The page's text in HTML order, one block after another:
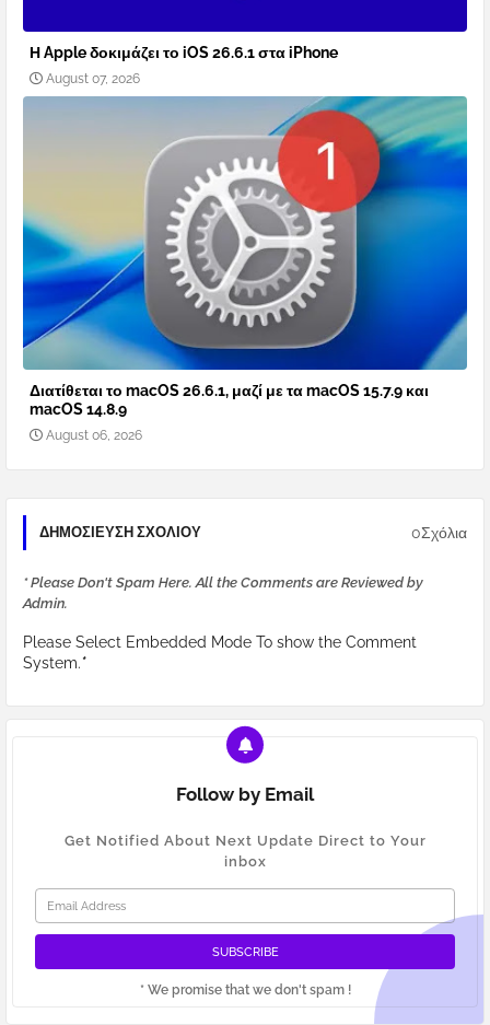
Η Apple δοκιμάζει το iOS 26.6.1 στα iPhone
August 07, 2026
Διατίθεται το macOS 26.6.1, μαζί με τα macOS 15.7.9 και
macOS 14.8.9
August 06, 2026
ΔΗΜΟΣΊΕΥΣΗ ΣΧΟΛΊΟΥ 0Σχόλια
* Please Don't Spam Here. All the Comments are Reviewed by
Admin.
Please Select Embedded Mode To show the Comment
System.*
Follow by Email
Get Notified About Next Update Direct to Your
inbox
* We promise that we don't spam !